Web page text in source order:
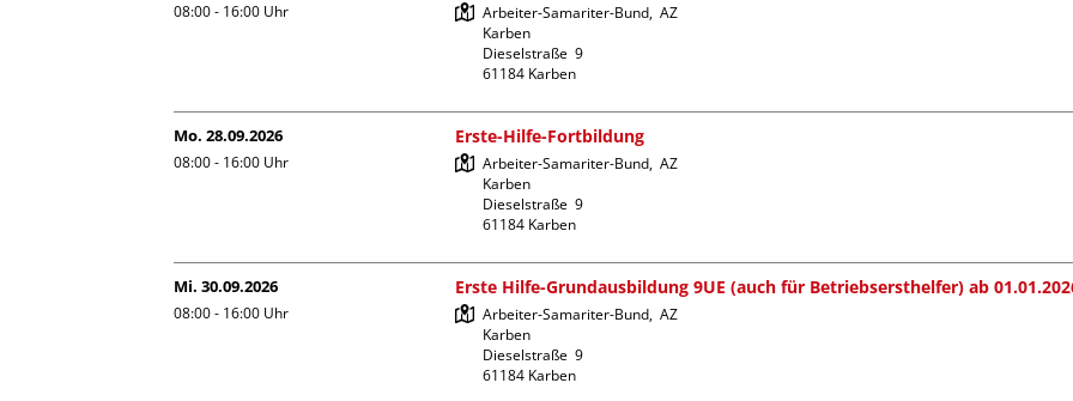
08:00 - 16:00 Uhr
Arbeiter-Samariter-Bund,  AZ
Karben
Dieselstraße  9
61184 Karben
Mo. 28.09.2026
08:00 - 16:00 Uhr
Erste-Hilfe-Fortbildung
Arbeiter-Samariter-Bund,  AZ
Karben
Dieselstraße  9
61184 Karben
Mi. 30.09.2026
08:00 - 16:00 Uhr
Erste Hilfe-Grundausbildung 9UE (auch für Betriebsersthelfer) ab
Arbeiter-Samariter-Bund,  AZ
Karben
Dieselstraße  9
61184 Karben